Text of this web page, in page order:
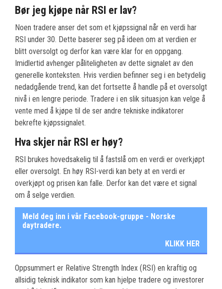
Bør jeg kjøpe når RSI er lav?
Noen tradere anser det som et kjøpssignal når en verdi har
RSI under 30. Dette baserer seg på ideen om at verdien er
blitt oversolgt og derfor kan være klar for en oppgang.
Imidlertid avhenger påliteligheten av dette signalet av den
generelle konteksten. Hvis verdien befinner seg i en betydelig
nedadgående trend, kan det fortsette å handle på et oversolgt
nivå i en lengre periode. Tradere i en slik situasjon kan velge å
vente med å kjøpe til de ser andre tekniske indikatorer
bekrefte kjøpssignalet.
Hva skjer når RSI er høy?
RSI brukes hovedsakelig til å fastslå om en verdi er overkjøpt
eller oversolgt. En høy RSI-verdi kan bety at en verdi er
overkjøpt og prisen kan falle. Derfor kan det være et signal
om å selge verdien.
Meld deg inn i vår Facebook-gruppe - Norske
daytradere.
KLIKK HER
Oppsummert er Relative Strength Index (RSI) en kraftig og
allsidig teknisk indikator som kan hjelpe tradere og investorer